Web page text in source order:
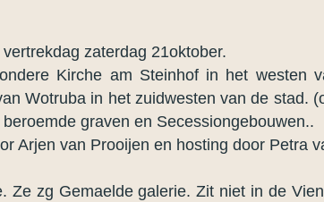
zaterdag 21oktober.
Kirche am Steinhof in het westen
Wotruba in het zuidwesten van de stad.
graven en Secessiongebouwen..
Arjen van Prooijen en hosting door Petra
Ze zg Gemaelde galerie. Zit niet in de